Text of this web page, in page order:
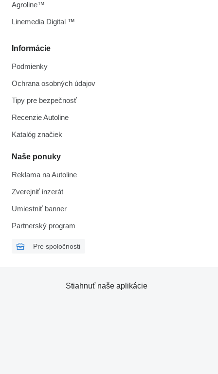
Informácie
Podmienky
Ochrana osobných údajov
Tipy pre bezpečnosť
Recenzie Autoline
Katalóg značiek
Naše ponuky
Reklama na Autoline
Zverejniť inzerát
Umiestniť banner
Partnerský program
Pre spoločnosti
Agroline™
Linemedia Digital ™
Stiahnuť naše aplikácie